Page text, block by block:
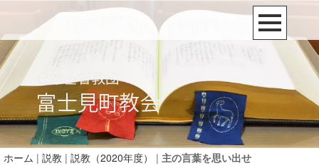
ホーム | 説教 | 説教（2020年度） | 主の言葉を思い出せ